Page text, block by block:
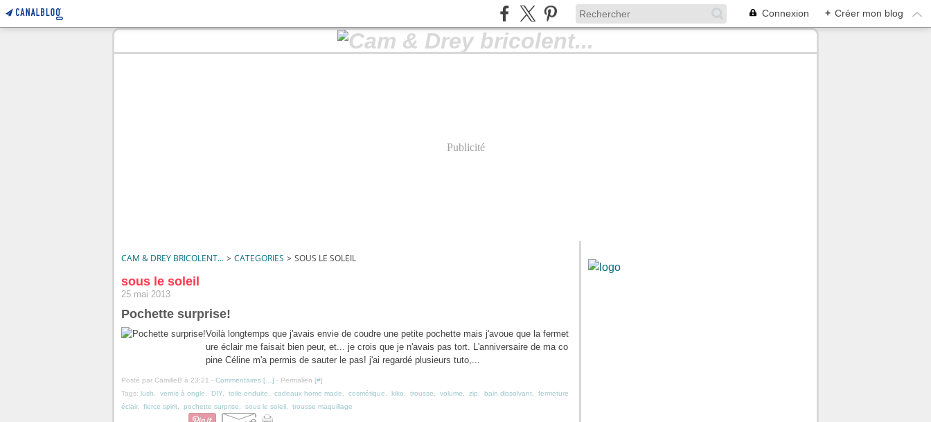
Connexion + Créer mon blog
Publicité
CAM & DREY BRICOLENT... > CATEGORIES > SOUS LE SOLEIL
sous le soleil
25 mai 2013
Pochette surprise!
Voilà longtemps que j'avais envie de coudre une petite pochette mais j'avoue que la fermet
ure éclair me faisait bien peur, et... je crois que je n'avais pas tort. L'anniversaire de ma co
pine Céline m'a permis de sauter le pas! j'ai regardé plusieurs tuto,...
Posté par CamilleB à 23:21 - Commentaires [ ] - Permalien [#]
Tags: lush vernis à ongle DIY toile enduite cadeaux home made cosmétique kiko trousse volume zip bain dissolvant
fermeture
éclair, fierce spirit pochette surprise sous le soleil trousse maquillage